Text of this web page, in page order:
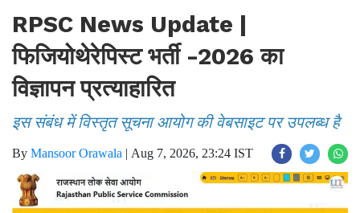
RPSC News Update |
फिजियोथेरेपिस्ट भर्ती -2026 का
विज्ञापन प्रत्याहारित
इस संबंध में विस्तृत सूचना आयोग की वेबसाइट पर उपलब्ध है
By Mansoor Orawala | Aug 7, 2026, 23:24 IST